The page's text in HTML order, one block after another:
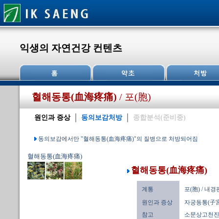
익생의 자연건강 컨텐츠
혈해동통(血海疼痛) / 포(胞)
원인과 증상 동의보감처방 종합분석(준비중)
동의보감에서만 "혈해동통(血海疼痛)"의 질병으로 처방되어짐
혈해동통(血海疼痛)
혈해동통(血海疼痛)
계통
포(胞) / 내경
원인과 증상
자궁동통(子
참고
소문상고천